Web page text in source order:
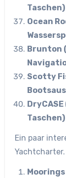
Taschen)
Ocean
Brunton
Scotty
Taschen)
Ein paar
Yachtcharter.